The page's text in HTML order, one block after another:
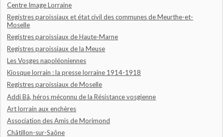
Centre Image Lorraine
Registres paroissiaux et état civil des communes de Meurthe-et-
Moselle
Registres paroissiaux de Haute-Marne
Registres paroissiaux de la Meuse
Les Vosges napoléoniennes
Kiosque lorrain : la presse lorraine 1914-1918
Registres paroissiaux de Moselle
Addi Bâ, héros méconnu de la Résistance vosgienne
Art lorrain aux enchères
Association des Amis de Morimond
Châtillon-sur-Saône